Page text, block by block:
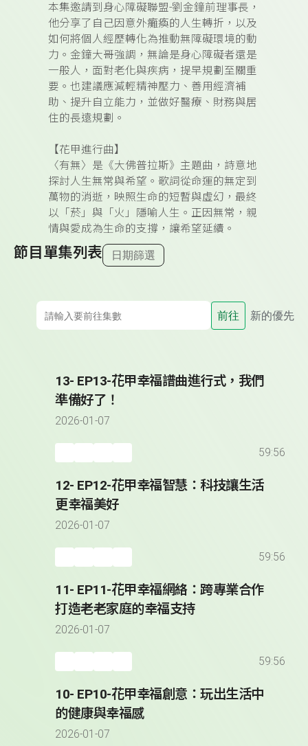
本集邀請到身心障礙聯盟-劉金鐘前理事長，
他分享了自己因意外癱瘓的人生轉折，以及
如何將個人經歷轉化為推動無障礙環境的動
力。金鐘大哥強調，無論是身心障礙者還是
一般人，面對老化與疾病，提早規劃至關重
要。也建議應減輕精神壓力、善用經濟補
助、提升自立能力，並做好醫療、財務與居
住的長遠規劃。
【花甲進行曲】
〈有無〉是《大佛普拉斯》主題曲，詩意地
探討人生無常與希望。歌詞從命運的無定到
萬物的消逝，映照生命的短暫與虛幻，最終
以「菸」與「火」隱喻人生。正因無常，親
情與愛成為生命的支撐，讓希望延續。
節目單集列表 日期篩選
前往 新的優先
13- EP13-花甲幸福譜曲進行式，我們
準備好了！
2026-01-07
59:56
12- EP12-花甲幸福智慧：科技讓生活
更幸福美好
2026-01-07
59:56
11- EP11-花甲幸福網絡：跨專業合作
打造老老家庭的幸福支持
2026-01-07
59:56
10- EP10-花甲幸福創意：玩出生活中
的健康與幸福感
2026-01-07